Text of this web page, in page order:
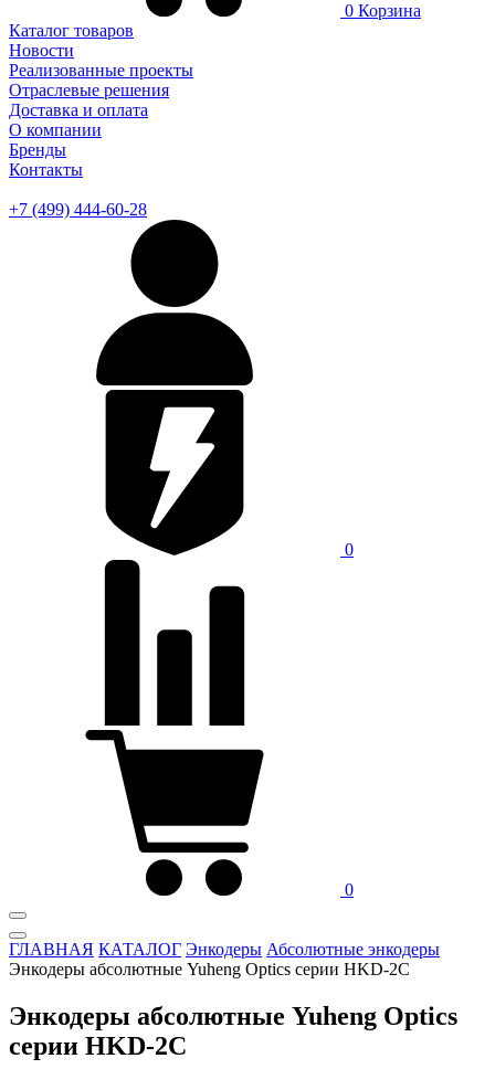
0 Корзина
Каталог товаров
Новости
Реализованные проекты
Отраслевые решения
Доставка и оплата
О компании
Бренды
Контакты
+7 (499) 444-60-28
0
0
ГЛАВНАЯ КАТАЛОГ Энкодеры Абсолютные энкодеры
Энкодеры абсолютные Yuheng Optics серии HKD-2C
Энкодеры абсолютные Yuheng Optics
серии HKD-2C